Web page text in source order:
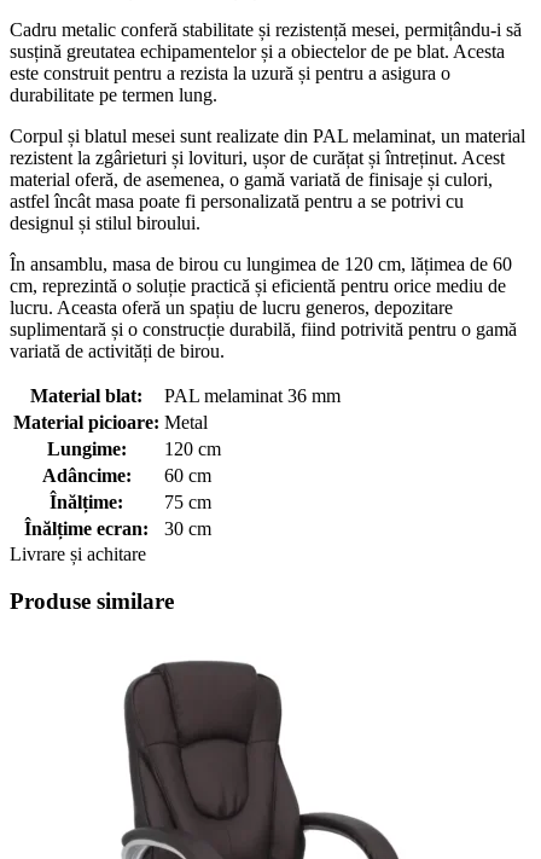
Cadru metalic conferă stabilitate și rezistență mesei, permițându-i să
susțină greutatea echipamentelor și a obiectelor de pe blat. Acesta
este construit pentru a rezista la uzură și pentru a asigura o
durabilitate pe termen lung.
Corpul și blatul mesei sunt realizate din PAL melaminat, un material
rezistent la zgârieturi și lovituri, ușor de curățat și întreținut. Acest
material oferă, de asemenea, o gamă variată de finisaje și culori,
astfel încât masa poate fi personalizată pentru a se potrivi cu
designul și stilul biroului.
În ansamblu, masa de birou cu lungimea de 120 cm, lățimea de 60
cm, reprezintă o soluție practică și eficientă pentru orice mediu de
lucru. Aceasta oferă un spațiu de lucru generos, depozitare
suplimentară și o construcție durabilă, fiind potrivită pentru o gamă
variată de activități de birou.
Material blat:
PAL melaminat 36 mm
Material picioare: Metal
Lungime:
120 cm
Adâncime:
60 cm
Înălțime:
75 cm
Înălțime ecran:
30 cm
Livrare și achitare
Produse similare